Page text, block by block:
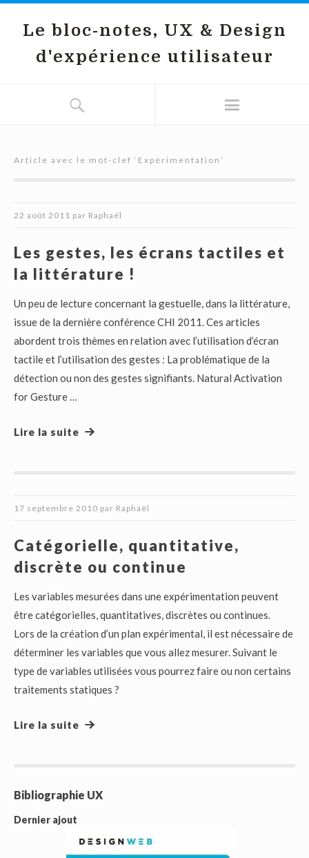
Le bloc-notes, UX & Design
d'expérience utilisateur
Article avec le mot-clef ‘ Expérimentation ’
22 août 2011 par Raphaël
Les gestes, les écrans tactiles et
la littérature !
Un peu de lecture concernant la gestuelle, dans la littérature,
issue de la dernière conférence CHI 2011. Ces articles
abordent trois thèmes en relation avec l’utilisation d’écran
tactile et l’utilisation des gestes : La problématique de la
détection ou non des gestes signifiants. Natural Activation
for Gesture …
Lire la suite
17 septembre 2010 par Raphaël
Catégorielle, quantitative,
discrète ou continue
Les variables mesurées dans une expérimentation peuvent
être catégorielles, quantitatives, discrètes ou continues.
Lors de la création d’un plan expérimental, il est nécessaire de
déterminer les variables que vous allez mesurer. Suivant le
type de variables utilisées vous pourrez faire ou non certains
traitements statiques ?
Lire la suite
Bibliographie UX
Dernier ajout